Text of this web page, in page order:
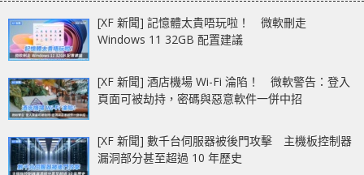
[XF 新聞] 記憶體太貴唔玩啦！ 微軟刪走
Windows 11 32GB 配置建議
[XF 新聞] 酒店機場 Wi-Fi 淪陷！ 微軟警告：登入
頁面可被劫持，密碼與惡意軟件一併中招
[XF 新聞] 數千台伺服器被後門攻擊 主機板控制器
漏洞部分甚至超過 10 年歷史